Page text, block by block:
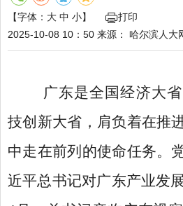
【字体： 大 中 小】
打印
2025-10-08 10：50 来源： 哈尔滨人大
广东是全国经济大
技创新大省，肩负着在推
中走在前列的使命任务。
近平总书记对广东产业发